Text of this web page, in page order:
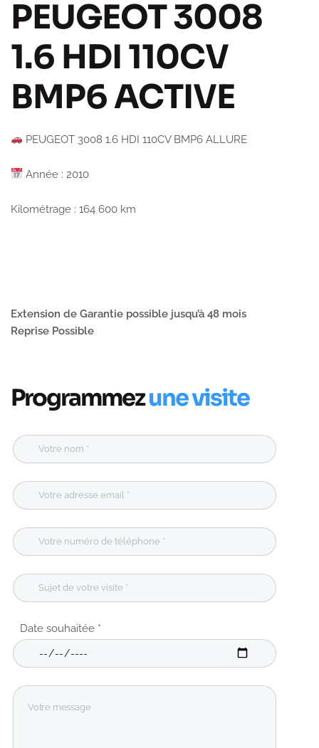
PEUGEOT 3008
1.6 HDI 110CV
BMP6 ACTIVE
PEUGEOT 3008 1.6 HDI 110CV BMP6 ALLURE
Année : 2010
Kilométrage : 164 600 km
Extension de Garantie possible jusqu’à 48 mois
Reprise Possible
Programmezune visite
Date souhaitée *